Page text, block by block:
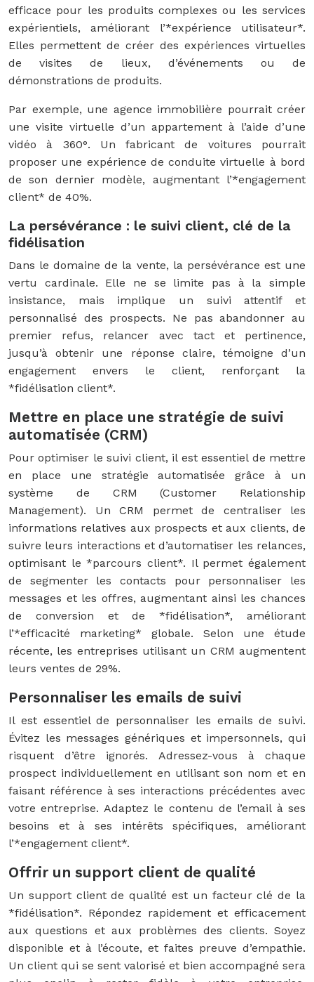
efficace pour les produits complexes ou les services
expérientiels, améliorant l’*expérience utilisateur*.
Elles permettent de créer des expériences virtuelles
de visites de lieux, d’événements ou de
démonstrations de produits.
Par exemple, une agence immobilière pourrait créer
une visite virtuelle d’un appartement à l’aide d’une
vidéo à 360°. Un fabricant de voitures pourrait
proposer une expérience de conduite virtuelle à bord
de son dernier modèle, augmentant l’*engagement
client* de 40%.
La persévérance : le suivi client, clé de la
fidélisation
Dans le domaine de la vente, la persévérance est une
vertu cardinale. Elle ne se limite pas à la simple
insistance, mais implique un suivi attentif et
personnalisé des prospects. Ne pas abandonner au
premier refus, relancer avec tact et pertinence,
jusqu’à obtenir une réponse claire, témoigne d’un
engagement envers le client, renforçant la
*fidélisation client*.
Mettre en place une stratégie de suivi
automatisée (CRM)
Pour optimiser le suivi client, il est essentiel de mettre
en place une stratégie automatisée grâce à un
système de CRM (Customer Relationship
Management). Un CRM permet de centraliser les
informations relatives aux prospects et aux clients, de
suivre leurs interactions et d’automatiser les relances,
optimisant le *parcours client*. Il permet également
de segmenter les contacts pour personnaliser les
messages et les offres, augmentant ainsi les chances
de conversion et de *fidélisation*, améliorant
l’*efficacité marketing* globale. Selon une étude
récente, les entreprises utilisant un CRM augmentent
leurs ventes de 29%.
Personnaliser les emails de suivi
Il est essentiel de personnaliser les emails de suivi.
Évitez les messages génériques et impersonnels, qui
risquent d’être ignorés. Adressez-vous à chaque
prospect individuellement en utilisant son nom et en
faisant référence à ses interactions précédentes avec
votre entreprise. Adaptez le contenu de l’email à ses
besoins et à ses intérêts spécifiques, améliorant
l’*engagement client*.
Offrir un support client de qualité
Un support client de qualité est un facteur clé de la
*fidélisation*. Répondez rapidement et efficacement
aux questions et aux problèmes des clients. Soyez
disponible et à l’écoute, et faites preuve d’empathie.
Un client qui se sent valorisé et bien accompagné sera